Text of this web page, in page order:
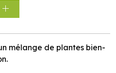
mélange de plantes bien-